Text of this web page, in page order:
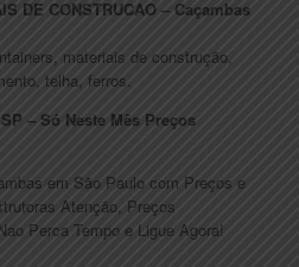
DE CONSTRUCAO – Caçambas
materiais de construção,
telha, ferros.
– Só Neste Mês Preços
em São Paulo com Preços e
Atenção, Preços
Perca Tempo e Ligue Agora!